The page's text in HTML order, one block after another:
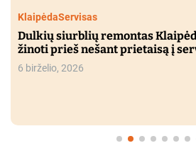
KlaipėdaServisas
Dulkių siurblių remontas
žinoti prieš nešant prietaisą į
6 birželio, 2026